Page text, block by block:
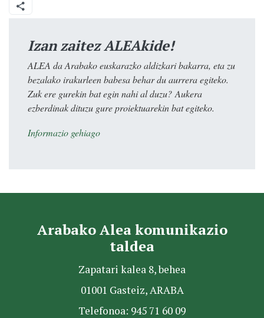
Izan zaitez ALEAkide!
ALEA da Arabako euskarazko aldizkari bakarra, eta zu
bezalako irakurleen babesa behar du aurrera egiteko.
Zuk ere gurekin bat egin nahi al duzu? Aukera
ezberdinak dituzu gure proiektuarekin bat egiteko.
Informazio gehiago
Arabako Alea komunikazio
taldea
Zapatari kalea 8, behea
01001 Gasteiz, ARABA
Telefonoa: 945 71 60 09